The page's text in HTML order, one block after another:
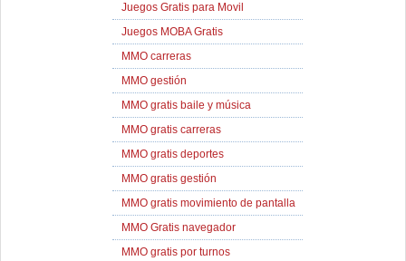
Juegos Gratis para Movil
Juegos MOBA Gratis
MMO carreras
MMO gestión
MMO gratis baile y música
MMO gratis carreras
MMO gratis deportes
MMO gratis gestión
MMO gratis movimiento de pantalla
MMO Gratis navegador
MMO gratis por turnos